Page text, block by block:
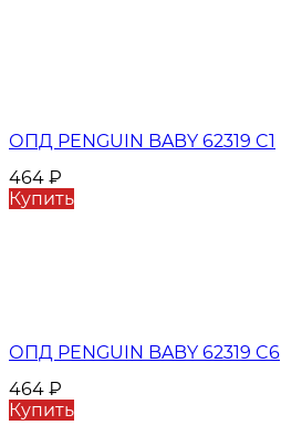
ОПД PENGUIN BABY 62319 C1
464 ₽
Купить
ОПД PENGUIN BABY 62319 C6
464 ₽
Купить